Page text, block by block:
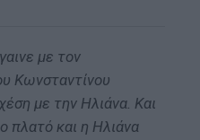
με τον
Κωνσταντίνου
με την Ηλιάνα. Και
πλατό και η Ηλιάνα